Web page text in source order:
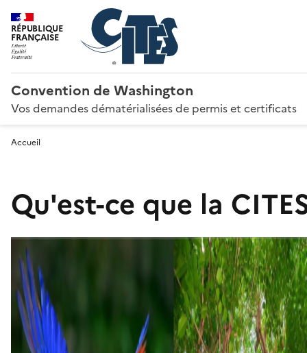
RÉPUBLIQUE
FRANÇAISE
Convention de Washington
Vos demandes dématérialisées de permis et certificats
Accueil
Qu'est-ce que la